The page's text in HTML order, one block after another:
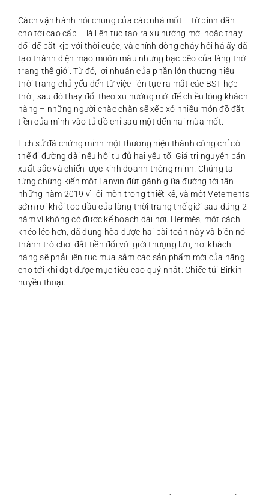
Cách vận hành nói chung của các nhà mốt – từ bình dân
cho tới cao cấp – là liên tục tạo ra xu hướng mới hoặc thay
đổi để bắt kịp với thời cuộc, và chính dòng chảy hối hả ấy đã
tạo thành diện mạo muôn màu nhưng bạc bẽo của làng thời
trang thế giới. Từ đó, lợi nhuận của phần lớn thương hiệu
thời trang chủ yếu đến từ việc liên tục ra mắt các BST hợp
thời, sau đó thay đổi theo xu hướng mới để chiều lòng khách
hàng – những người chắc chắn sẽ xếp xó nhiều món đồ đắt
tiền của mình vào tủ đồ chỉ sau một đến hai mùa mốt.
Lịch sử đã chứng minh một thương hiệu thành công chỉ có
thể đi đường dài nếu hội tụ đủ hai yếu tố: Giá trị nguyên bản
xuất sắc và chiến lược kinh doanh thông minh. Chúng ta
từng chứng kiến một Lanvin đứt gánh giữa đường tới tận
những năm 2019 vì lối mòn trong thiết kế, và một Vetements
sớm rơi khỏi top đầu của làng thời trang thế giới sau đúng 2
năm vì không có được kế hoạch dài hơi. Hermès, một cách
khéo léo hơn, đã dung hòa được hai bài toán này và biến nó
thành trò chơi đắt tiền đối với giới thượng lưu, nơi khách
hàng sẽ phải liên tục mua sắm các sản phẩm mới của hãng
cho tới khi đạt được mục tiêu cao quý nhất: Chiếc túi Birkin
huyền thoại.